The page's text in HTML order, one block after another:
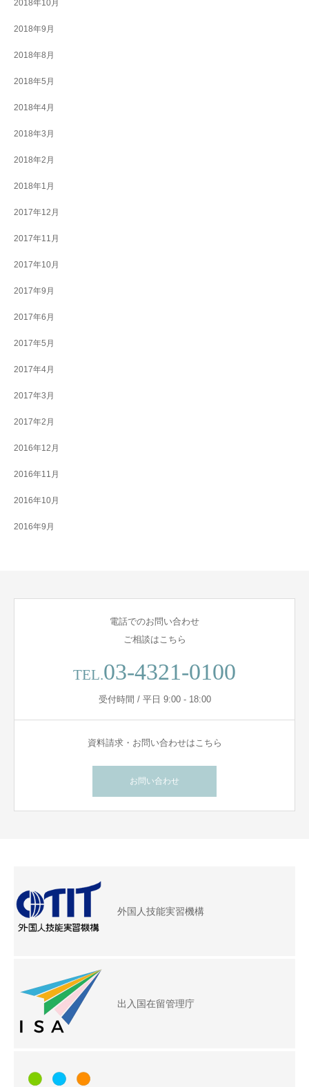
2018年10月
2018年9月
2018年8月
2018年5月
2018年4月
2018年3月
2018年2月
2018年1月
2017年12月
2017年11月
2017年10月
2017年9月
2017年6月
2017年5月
2017年4月
2017年3月
2017年2月
2016年12月
2016年11月
2016年10月
2016年9月
電話でのお問い合わせ
ご相談はこちら
TEL.03-4321-0100
受付時間 / 平日 9:00 - 18:00
資料請求・お問い合わせはこちら
お問い合わせ
外国人技能実習機構
出入国在留管理庁